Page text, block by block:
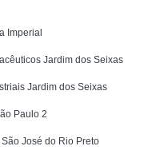
Imperial
Jardim dos Seixas
Jardim dos Seixas
Paulo 2
José do Rio Preto